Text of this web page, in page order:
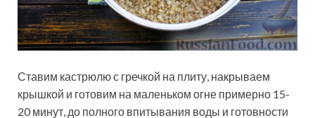
Ставим кастрюлю с гречкой на плиту, накрываем
крышкой и готовим на маленьком огне примерно 15-
20 минут, до полного впитывания воды и готовности